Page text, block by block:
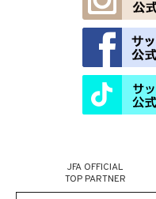
JFA OFFICIAL
TOP PARTNER